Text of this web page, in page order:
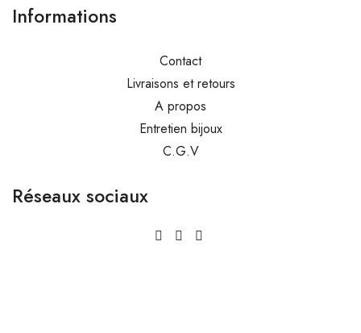
Informations
Contact
Livraisons et retours
A propos
Entretien bijoux
C.G.V
Réseaux sociaux